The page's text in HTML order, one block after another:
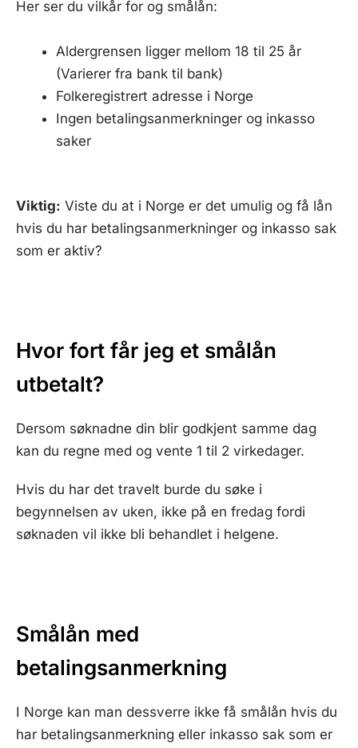
Her ser du vilkår for og smålån:
Aldergrensen ligger mellom 18 til 25 år
(Varierer fra bank til bank)
Folkeregistrert adresse i Norge
Ingen betalingsanmerkninger og inkasso
saker
Viktig: Viste du at i Norge er det umulig og få lån
hvis du har betalingsanmerkninger og inkasso sak
som er aktiv?
Hvor fort får jeg et smålån
utbetalt?
Dersom søknadne din blir godkjent samme dag
kan du regne med og vente 1 til 2 virkedager.
Hvis du har det travelt burde du søke i
begynnelsen av uken, ikke på en fredag fordi
søknaden vil ikke bli behandlet i helgene.
Smålån med
betalingsanmerkning
I Norge kan man dessverre ikke få smålån hvis du
har betalingsanmerkning eller inkasso sak som er